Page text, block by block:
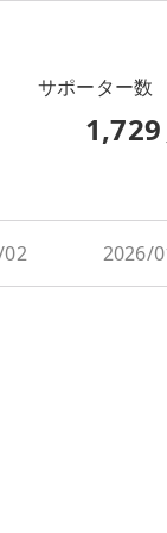
サポーター数
1,729
02 2026/